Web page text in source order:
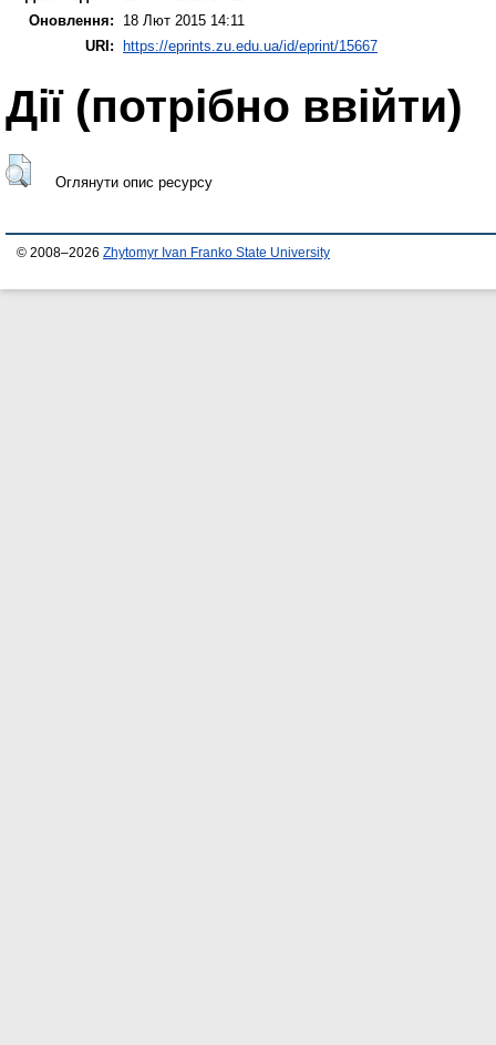
Оновлення:
18 Лют 2015 14:11
URI: https://eprints.zu.edu.ua/id/eprint/15667
Дії ​​(потрібно ввійти)
Оглянути опис ресурсу
© 2008–2026 Zhytomyr Ivan Franko State University